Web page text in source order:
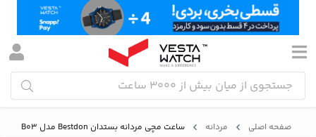
صفحه اصلی مردانه ساعت مچی مردانه بستدان Bestdon مدل BD99147G-B03